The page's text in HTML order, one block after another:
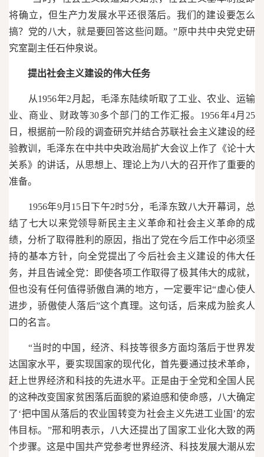
将确立，但生产力发展水平还很落后。我们的建设要怎么
搞？党的八大，就是要回答这些问题。”原中共中央党史研
究室副主任石仲泉说。
提出社会主义建设的伟大任务
从1956年2月起，毛泽东陆续听取了工业、农业、运输
业、商业、财政等30多个部门的工作汇报。1956年4月25
日，根据前一阶段的调查研究并结合苏联社会主义建设的经
验教训，毛泽东在中共中央政治局扩大会议上作了《论十大
关系》的讲话，从思想上、理论上为八大的召开作了重要的
准备。
1956年9月15日下午2时5分，毛泽东致八大开幕词，总
结了七大以来党领导新民主主义革命和社会主义革命的成
绩，分析了取得胜利的原因，指出了党在今后工作中必须坚
持的基本方针，向全党提出了今后社会主义建设的伟大任
务，并且告诫全党：即使各项工作取得了极其伟大的成就，
但也没有任何值得骄傲自满的地方，一定要牢记“虚心使人
进步，骄傲使人落后”这个真理。这句话，后来成为脍炙人
口的名言。
“当时的中国，经济、科技等很多方面均落后于世界发
达国家水平，要实现国家的现代化，首先要通过技术革命，
赶上世界经济和科技的先进水平。正是由于全党和全国人民
的这种改变国家贫困落后面貌的紧迫感和使命感，八大确定
了‘把中国从落后的农业国转变为社会主义先进工业国’的宏
伟目标。”邢和明表示，八大还提出了国家工业化大致的两
个步骤。这是中国共产党参考世界经济、科技发展大潮从宏